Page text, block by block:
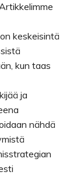
keskeisintä
kun taas
ja
nähdä